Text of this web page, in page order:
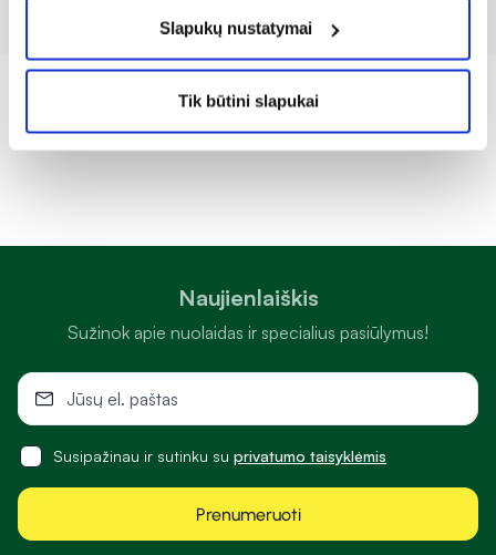
Slapukų nustatymai
Tik būtini slapukai
Naujienlaiškis
Sužinok apie nuolaidas ir specialius pasiūlymus!
Susipažinau ir sutinku su privatumo taisyklėmis
Prenumeruoti